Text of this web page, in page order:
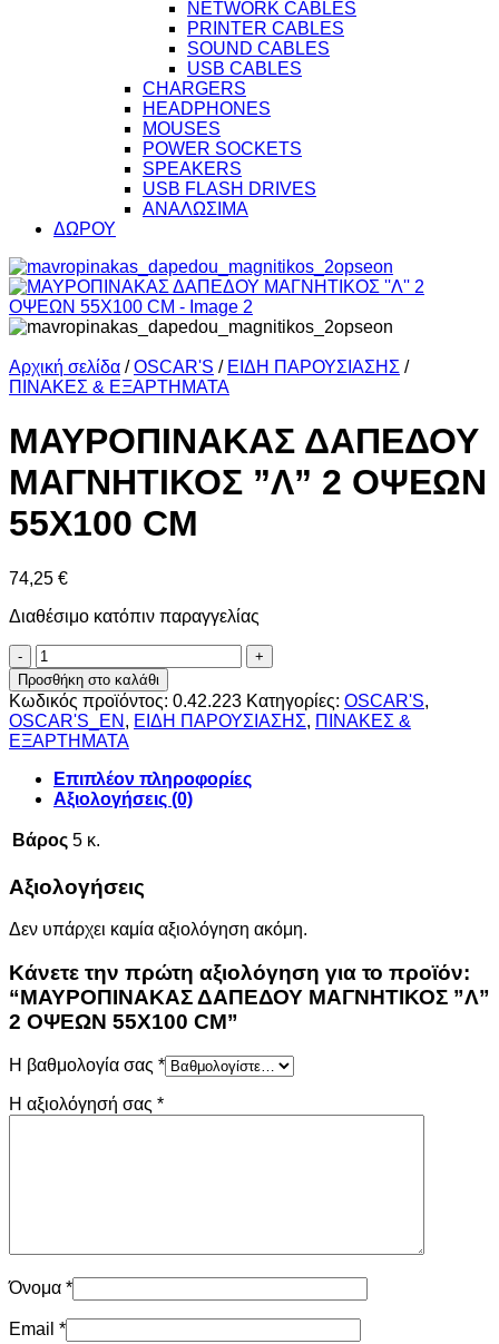
NETWORK CABLES
PRINTER CABLES
SOUND CABLES
USB CABLES
CHARGERS
HEADPHONES
MOUSES
POWER SOCKETS
SPEAKERS
USB FLASH DRIVES
ΑΝΑΛΩΣΙΜΑ
ΔΩΡΟΥ
Αρχική σελίδα / OSCAR'S / ΕΙΔΗ ΠΑΡΟΥΣΙΑΣΗΣ /
ΠΙΝΑΚΕΣ & ΕΞΑΡΤΗΜΑΤΑ
ΜΑΥΡΟΠΙΝΑΚΑΣ ΔΑΠΕΔΟΥ
ΜΑΓΝΗΤΙΚΟΣ ”Λ” 2 ΟΨΕΩΝ
55Χ100 CΜ
74,25 €
Διαθέσιμο κατόπιν παραγγελίας
ΜΑΥΡΟΠΙΝΑΚΑΣ
ΔΑΠΕΔΟΥ
ΜΑΓΝΗΤΙΚΟΣ
''Λ''
2
ΟΨΕΩΝ
55Χ100
CΜ
ποσότητα
Προσθήκη στο καλάθι
Κωδικός προϊόντος: 0.42.223 Κατηγορίες: OSCAR'S,
OSCAR'S_EN , ΕΙΔΗ ΠΑΡΟΥΣΙΑΣΗΣ, ΠΙΝΑΚΕΣ &
ΕΞΑΡΤΗΜΑΤΑ
Επιπλέον πληροφορίες
Αξιολογήσεις (0)
Βάρος 5 κ.
Αξιολογήσεις
Δεν υπάρχει καμία αξιολόγηση ακόμη.
Κάνετε την πρώτη αξιολόγηση για το προϊόν:
“ΜΑΥΡΟΠΙΝΑΚΑΣ ΔΑΠΕΔΟΥ ΜΑΓΝΗΤΙΚΟΣ ”Λ”
2 ΟΨΕΩΝ 55Χ100 CΜ”
Η βαθμολογία σας *
Η αξιολόγησή σας *
Όνομα *
Email *